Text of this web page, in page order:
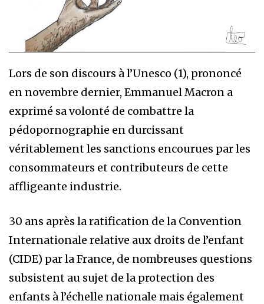
Lors de son discours à l’Unesco (1), prononcé
en novembre dernier, Emmanuel Macron a
exprimé sa volonté de combattre la
pédopornographie en durcissant
véritablement les sanctions encourues par les
consommateurs et contributeurs de cette
affligeante industrie.
30 ans après la ratification de la Convention
Internationale relative aux droits de l’enfant
(CIDE) par la France, de nombreuses questions
subsistent au sujet de la protection des
enfants à l’échelle nationale mais également